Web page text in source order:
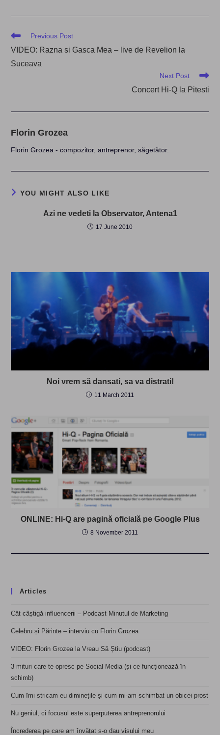
Read
articles
Previous Post
VIDEO: Razna si Gasca Mea – live de Revelion la
Suceava
Next Post
Concert Hi-Q la Pitesti
Florin Grozea
Florin Grozea - compozitor, antreprenor, săgetător.
YOU MIGHT ALSO LIKE
Azi ne vedeti la Observator, Antena1
17 June 2010
Noi vrem să dansati, sa va distrati!
11 March 2011
ONLINE: Hi-Q are pagină oficială pe Google Plus
8 November 2011
Articles
Cât câștigă influencerii – Podcast Minutul de Marketing
Celebru și Părinte – interviu cu Florin Grozea
VIDEO: Florin Grozea la Vreau Să Știu (podcast)
3 mituri care te opresc pe Social Media (și ce funcționează în
schimb)
Cum îmi stricam eu diminețile și cum mi-am schimbat un obicei prost
Nu geniul, ci focusul este superputerea antreprenorului
Încrederea pe care am învățat s-o dau visului meu